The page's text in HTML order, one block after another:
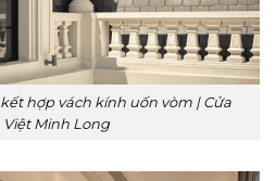
hợp vách kính uốn vòm | Cửa
Minh Long